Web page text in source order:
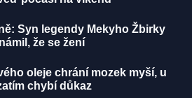
Syn legendy Mekyho Žbirky
že se žení
oleje chrání mozek myší, u
chybí důkaz